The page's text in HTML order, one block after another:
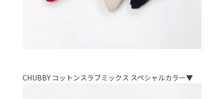
CHUBBY コットンスラブミックス スペシャルカラー▼